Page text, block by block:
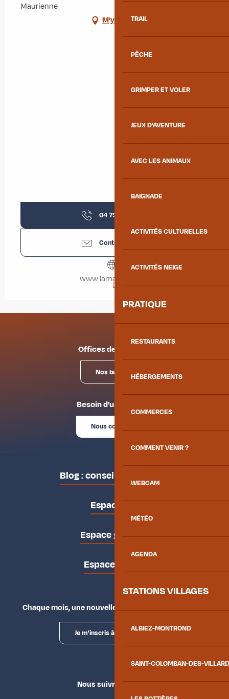
TRAIL
PÊCHE
GRIMPER ET VOLER
JEUX D'AVENTURE
AVEC LES ANIMAUX
BAIGNADE
ACTIVITÉS CULTURELLES
ACTIVITÉS NEIGE
PRATIQUE
RESTAURANTS
HÉBERGEMENTS
COMMERCES
COMMENT VENIR ?
WEBCAM
MÉTÉO
AGENDA
STATIONS VILLAGES
ALBIEZ-MONTROND
SAINT-COLOMBAN-DES-
Maurienne
M'y rendre
04 79 59 97▒▒
Contactez-nous
www.lamaurienne.fr
Offices de tourisme
Nos bureaux
Besoin d'un conseil ?
Nous contacter
Blog : conseils des locaux
Espace pro
Espace groupes
Espace presse
Chaque mois, une nouvelle façon d'explorer la vallée.
Je m'inscris à la newsletter
Nous suivre